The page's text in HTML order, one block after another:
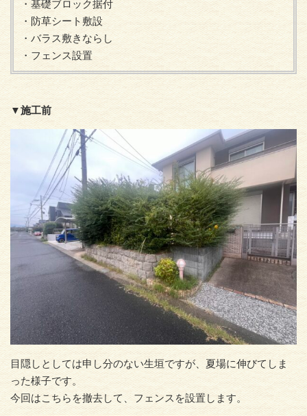
・基礎ブロック据付
・防草シート敷設
・バラス敷きならし
・フェンス設置
▼施工前
目隠しとしては申し分のない生垣ですが、夏場に伸びてしま
った様子です。
今回はこちらを撤去して、フェンスを設置します。